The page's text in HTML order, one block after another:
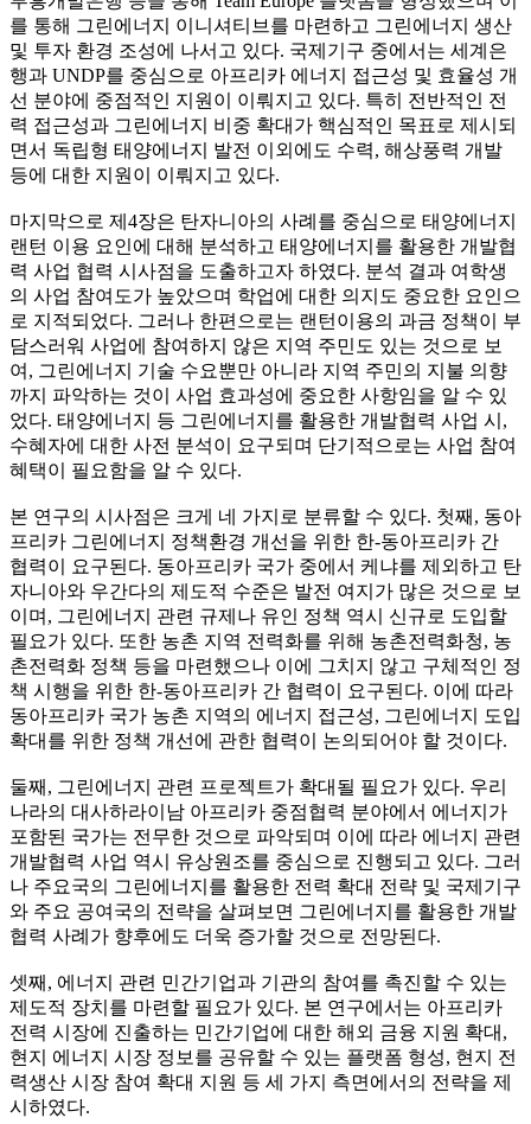
를 통해 그린에너지 이니셔티브를 마련하고 그린에너지 생산
및 투자 환경 조성에 나서고 있다. 국제기구 중에서는 세계은
행과 UNDP를 중심으로 아프리카 에너지 접근성 및 효율성 개
선 분야에 중점적인 지원이 이뤄지고 있다. 특히 전반적인 전
력 접근성과 그린에너지 비중 확대가 핵심적인 목표로 제시되
면서 독립형 태양에너지 발전 이외에도 수력, 해상풍력 개발
등에 대한 지원이 이뤄지고 있다.
마지막으로 제4장은 탄자니아의 사례를 중심으로 태양에너지
랜턴 이용 요인에 대해 분석하고 태양에너지를 활용한 개발협
력 사업 협력 시사점을 도출하고자 하였다. 분석 결과 여학생
의 사업 참여도가 높았으며 학업에 대한 의지도 중요한 요인으
로 지적되었다. 그러나 한편으로는 랜턴이용의 과금 정책이 부
담스러워 사업에 참여하지 않은 지역 주민도 있는 것으로 보
여, 그린에너지 기술 수요뿐만 아니라 지역 주민의 지불 의향
까지 파악하는 것이 사업 효과성에 중요한 사항임을 알 수 있
었다. 태양에너지 등 그린에너지를 활용한 개발협력 사업 시,
수혜자에 대한 사전 분석이 요구되며 단기적으로는 사업 참여
혜택이 필요함을 알 수 있다.
본 연구의 시사점은 크게 네 가지로 분류할 수 있다. 첫째, 동아
프리카 그린에너지 정책환경 개선을 위한 한-동아프리카 간
협력이 요구된다. 동아프리카 국가 중에서 케냐를 제외하고 탄
자니아와 우간다의 제도적 수준은 발전 여지가 많은 것으로 보
이며, 그린에너지 관련 규제나 유인 정책 역시 신규로 도입할
필요가 있다. 또한 농촌 지역 전력화를 위해 농촌전력화청, 농
촌전력화 정책 등을 마련했으나 이에 그치지 않고 구체적인 정
책 시행을 위한 한-동아프리카 간 협력이 요구된다. 이에 따라
동아프리카 국가 농촌 지역의 에너지 접근성, 그린에너지 도입
확대를 위한 정책 개선에 관한 협력이 논의되어야 할 것이다.
둘째, 그린에너지 관련 프로젝트가 확대될 필요가 있다. 우리
나라의 대사하라이남 아프리카 중점협력 분야에서 에너지가
포함된 국가는 전무한 것으로 파악되며 이에 따라 에너지 관련
개발협력 사업 역시 유상원조를 중심으로 진행되고 있다. 그러
나 주요국의 그린에너지를 활용한 전력 확대 전략 및 국제기구
와 주요 공여국의 전략을 살펴보면 그린에너지를 활용한 개발
협력 사례가 향후에도 더욱 증가할 것으로 전망된다.
셋째, 에너지 관련 민간기업과 기관의 참여를 촉진할 수 있는
제도적 장치를 마련할 필요가 있다. 본 연구에서는 아프리카
전력 시장에 진출하는 민간기업에 대한 해외 금융 지원 확대,
현지 에너지 시장 정보를 공유할 수 있는 플랫폼 형성, 현지 전
력생산 시장 참여 확대 지원 등 세 가지 측면에서의 전략을 제
시하였다.